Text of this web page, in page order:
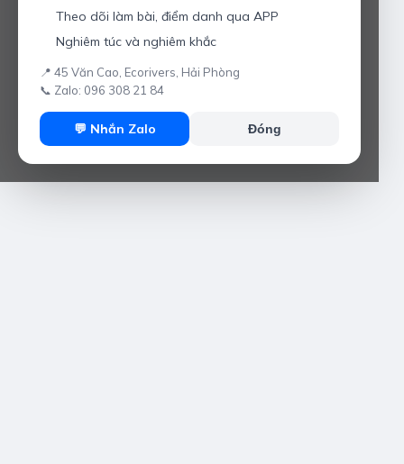
Theo dõi làm bài, điểm danh qua APP
Nghiêm túc và nghiêm khắc
📍 45 Văn Cao, Ecorivers, Hải Phòng
📞 Zalo: 096 308 21 84
💬 Nhắn Zalo Đóng